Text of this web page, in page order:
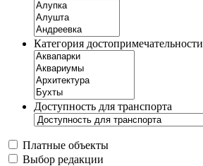
Категория достопримечательности
Доступность для транспорта
Платные объекты
Выбор редакции